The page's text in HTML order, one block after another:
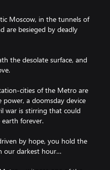
Moscow, in the tunnels of
are besieged by deadly
the desolate surface, and
cities of the Metro are
a doomsday device
war is stirring that could
forever.
by hope, you hold the
our darkest hour…